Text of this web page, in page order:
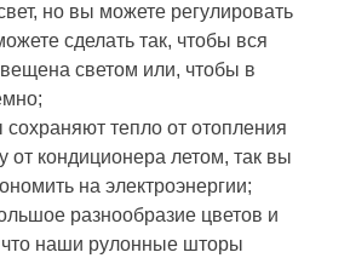
но вы можете регулировать
сделать так, чтобы вся
светом или, чтобы в
тепло от отопления
от кондиционера летом, так вы
на электроэнергии;
разнообразие цветов и
что наши рулонные шторы